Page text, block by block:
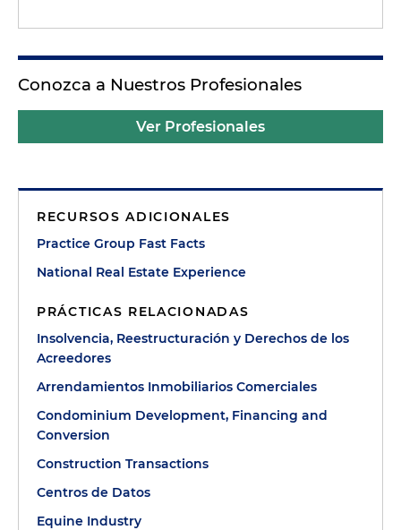
Conozca a Nuestros Profesionales
Ver Profesionales
RECURSOS ADICIONALES
Practice Group Fast Facts
National Real Estate Experience
PRÁCTICAS RELACIONADAS
Insolvencia, Reestructuración y Derechos de los
Acreedores
Arrendamientos Inmobiliarios Comerciales
Condominium Development, Financing and
Conversion
Construction Transactions
Centros de Datos
Equine Industry